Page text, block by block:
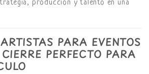
producción y talento en una
PARA EVENTOS
PERFECTO PARA